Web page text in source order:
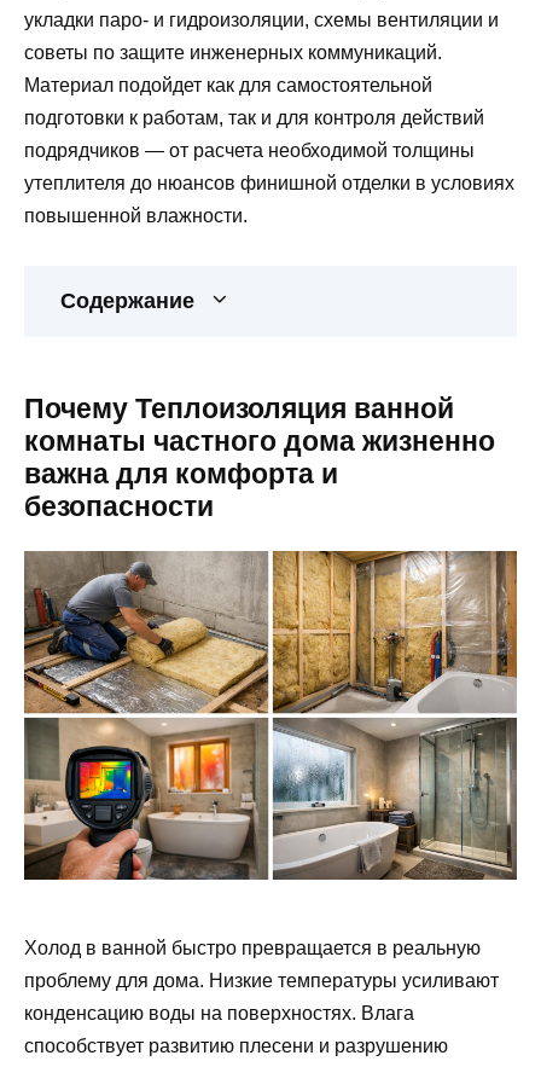
укладки паро- и гидроизоляции, схемы вентиляции и
советы по защите инженерных коммуникаций.
Материал подойдет как для самостоятельной
подготовки к работам, так и для контроля действий
подрядчиков — от расчета необходимой толщины
утеплителя до нюансов финишной отделки в условиях
повышенной влажности.
Содержание
Почему Теплоизоляция ванной
комнаты частного дома жизненно
важна для комфорта и
безопасности
Холод в ванной быстро превращается в реальную
проблему для дома. Низкие температуры усиливают
конденсацию воды на поверхностях. Влага
способствует развитию плесени и разрушению